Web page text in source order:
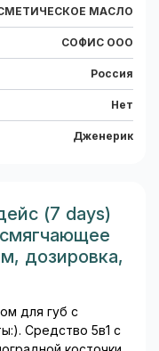
МАСЛО
СОФИС ООО
Россия
Нет
Дженерик
(7 days)
дозировка,
для губ с
Средство 5в1 с